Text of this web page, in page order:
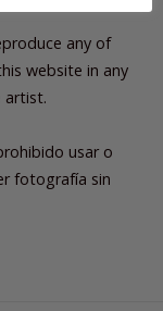
any of
website in any
artist.
usar o
fotografía sin